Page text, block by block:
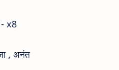
- x8
, अनंत